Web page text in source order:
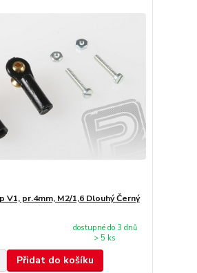
V1, pr.4mm, M2/1,6 Dlouhý Černý
dostupné do 3 dnů
> 5 ks
Přidat do košíku